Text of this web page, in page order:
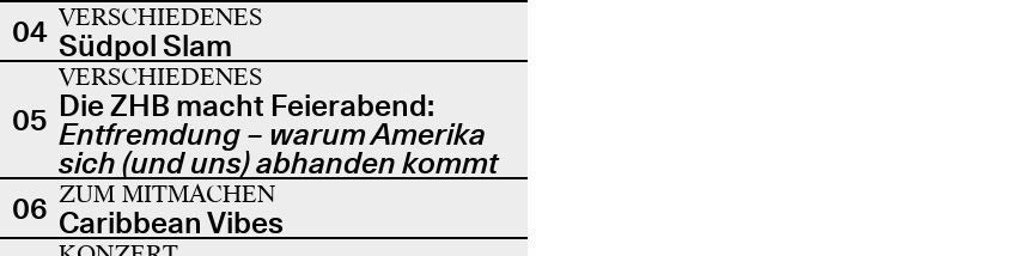
04 VERSCHIEDENES
Südpol Slam
05
VERSCHIEDENES
Die ZHB macht Feierabend:
Entfremdung – warum Amerika
sich (und uns) abhanden kommt
06 ZUM MITMACHEN
Caribbean Vibes